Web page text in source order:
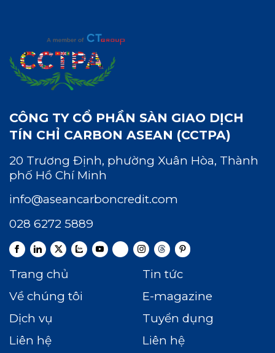
CÔNG TY CỔ PHẦN SÀN GIAO DỊCH
TÍN CHỈ CARBON ASEAN (CCTPA)
20 Trương Định, phường Xuân Hòa, Thành
phố Hồ Chí Minh
info@aseancarboncredit.com
028 6272 5889
Trang chủ
Về chúng tôi
Dịch vụ
Liên hệ
Tin tức
E-magazine
Tuyển dụng
Liên hệ